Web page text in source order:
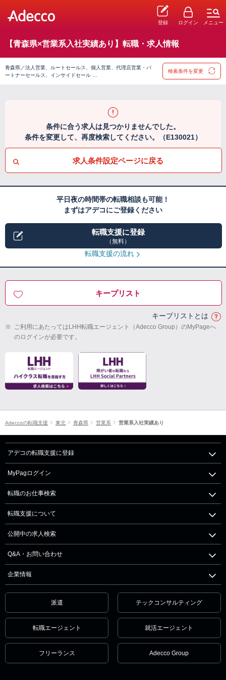
登録 ログイン メニュー
【青森県×営業系入社実績あり】転職・求人情報
青森県／法人営業、ルートセールス、個人営業、代理店営業・パ
ートナーセールス、インサイドセール …
検索条件を変更
条件に合う求人は見つかりませんでした。
条件を変更して、再度検索してください。（E130021）
求人条件設定ページに戻る
平日夜の時間帯の転職相談も可能！
まずはアデコにご登録ください
転職支援に登録
（無料）
転職支援の流れ
キープリスト
キープリストとは
※ ご利用にあたってはLHH転職エージェント（Adecco Group）のMyPageへ
のログインが必要です。
Adeccoの転職支援 東北 青森県 営業系 営業系入社実績あり
アデコの転職支援に登録
MyPagログイン
転職のお仕事検索
転職支援について
公開中の求人検索
Q&A・お問い合わせ
企業情報
派遣 テックコンサルティング
転職エージェント 就活エージェント
フリーランス Adecco Group